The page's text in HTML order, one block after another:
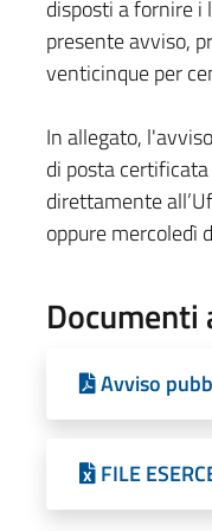
disposti a fornire
presente avviso,
venticinque per
In allegato,
di posta
direttamente
oppure mercoledì
Documenti
Avviso
FILE